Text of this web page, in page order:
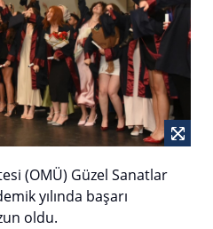
(OMÜ) Güzel Sanatlar
yılında başarı
oldu.